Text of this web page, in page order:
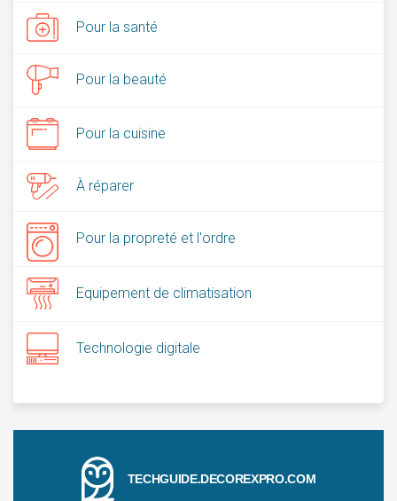
Pour la santé
Pour la beauté
Pour la cuisine
À réparer
Pour la propreté et l'ordre
Equipement de climatisation
Technologie digitale
TECHGUIDE.DECOREXPRO.COM